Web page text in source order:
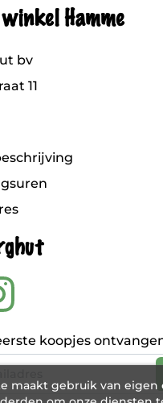
Hamme
bv
11
koopjes
maakt gebruik van eigen